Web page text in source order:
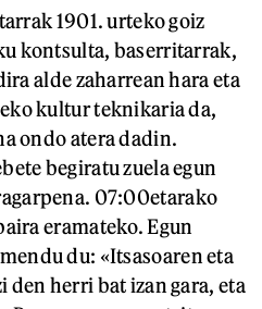
1901. urteko goiz
kontsulta, baserritarrak,
alde zaharrean hara eta
kultur teknikaria da,
ondo atera dadin.
begiratu zuela egun
07:00etarako
eramateko. Egun
du: «Itsasoaren eta
herri bat izan gara, eta